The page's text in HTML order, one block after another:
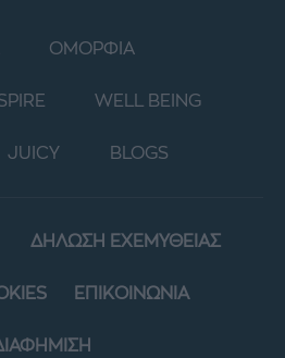
ΟΜΟΡΦΙΑ
WELL BEING
JUICY BLOGS
ΔΗΛΩΣΗ ΕΧΕΜΥΘΕΙΑΣ
ΕΠΙΚΟΙΝΩΝΙΑ